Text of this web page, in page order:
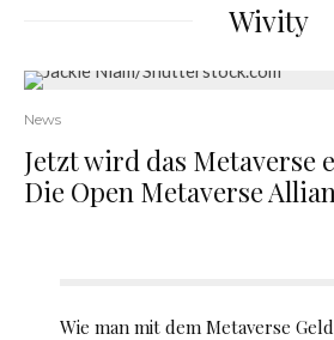
Wivity
News
Jetzt wird das Metaverse
Die Open Metaverse
Wie man mit dem Metaverse